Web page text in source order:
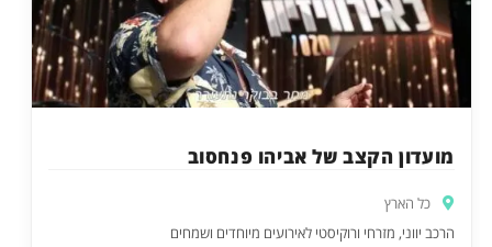
מועדון הקצב של אביהו פנחסוב
כל הארץ
הרכב יווני, מזרחי ורוקיסטי לאירועים מיוחדים ושמחים